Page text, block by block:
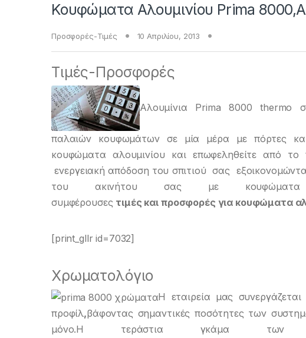
Κουφώματα Αλουμινίου Prima
Προσφορές-Τιμές 10 Απριλίου, 2013
Τιμές-Προσφορές
Αλουμίνια Prima 8000 thermo
παλαιών κουφωμάτων σε μία μέρα με πόρτες
κουφώματα αλουμινίου και επωφεληθείτε από
ενεργειακή απόδοση του σπιτιού σας
του ακινήτου σας με
συμφέρουσες τιμές και προσφορές για κουφώματα
[print_gllr id=7032]
Χρωματολόγιο
Η εταιρεία μας
προφίλ,βάφοντας σημαντικές ποσότητες των
μόνο.H τεράστια γκάμα των